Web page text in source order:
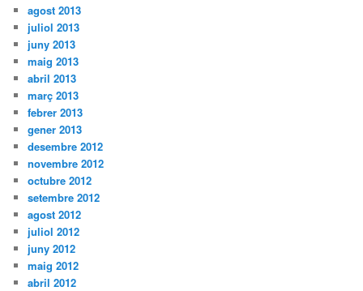
agost 2013
juliol 2013
juny 2013
maig 2013
abril 2013
març 2013
febrer 2013
gener 2013
desembre 2012
novembre 2012
octubre 2012
setembre 2012
agost 2012
juliol 2012
juny 2012
maig 2012
abril 2012